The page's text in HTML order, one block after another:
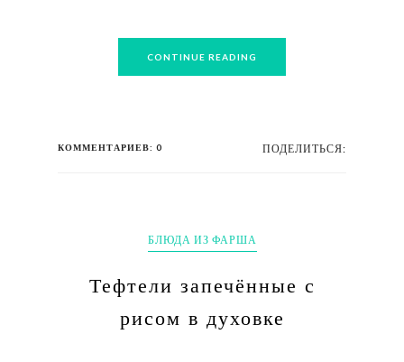
CONTINUE READING
КОММЕНТАРИЕВ: 0 ПОДЕЛИТЬСЯ:
БЛЮДА ИЗ ФАРША
Тефтели запечённые с
рисом в духовке